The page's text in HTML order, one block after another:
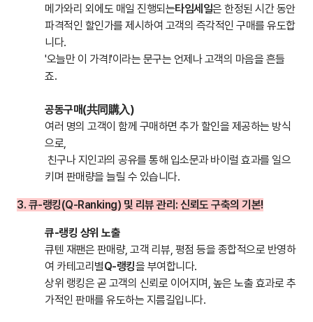
메가와리 외에도 매일 진행되는타임세일은 한정된 시간 동안
파격적인 할인가를 제시하여 고객의 즉각적인 구매를 유도합
니다.
'오늘만 이 가격!'이라는 문구는 언제나 고객의 마음을 흔들
죠.
공동구매(共同購入)
여러 명의 고객이 함께 구매하면 추가 할인을 제공하는 방식
으로,
친구나 지인과의 공유를 통해 입소문과 바이럴 효과를 일으
키며 판매량을 늘릴 수 있습니다.
3. 큐-랭킹(Q-Ranking) 및 리뷰 관리: 신뢰도 구축의 기본!
큐-랭킹 상위 노출
큐텐 재팬은 판매량, 고객 리뷰, 평점 등을 종합적으로 반영하
여 카테고리별Q-랭킹을 부여합니다.
상위 랭킹은 곧 고객의 신뢰로 이어지며, 높은 노출 효과로 추
가적인 판매를 유도하는 지름길입니다.